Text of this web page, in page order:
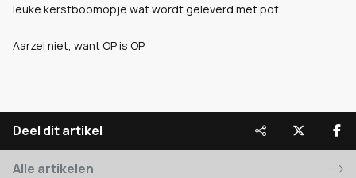
leuke kerstboomopje wat wordt geleverd met pot.
Aarzel niet, want OP is OP
Deel dit artikel
Alle artikelen